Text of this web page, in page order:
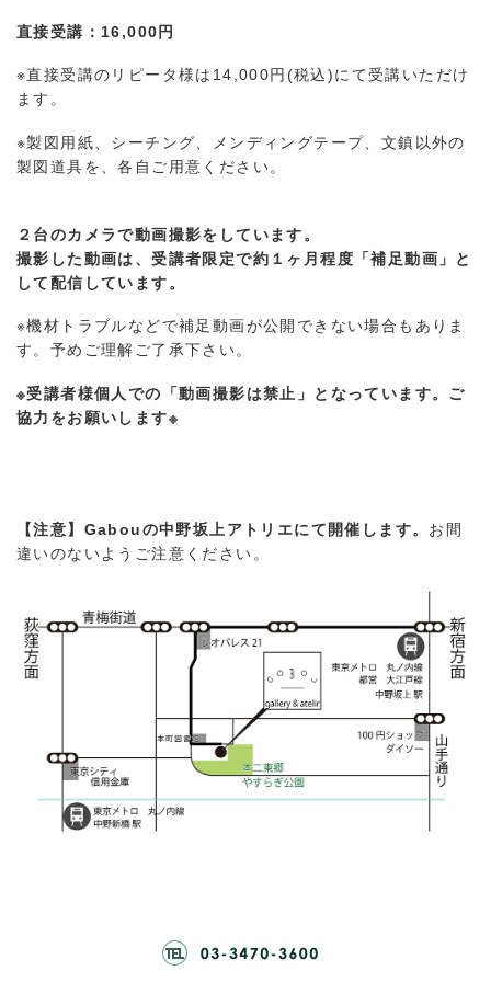
直接受講：16,000円
※直接受講のリピータ様は14,000円(税込)にて受講いただけ
ます。
※製図用紙、シーチング、メンディングテープ、文鎮以外の
製図道具を、各自ご用意ください。
２台のカメラで動画撮影をしています。
撮影した動画は、受講者限定で約１ヶ月程度「補足動画」と
して配信しています。
※機材トラブルなどで補足動画が公開できない場合もありま
す。予めご理解ご了承下さい。
※受講者様個人での「動画撮影は禁止」となっています。ご
協力をお願いします※
【注意】Gabouの中野坂上アトリエにて開催します。 お間
違いのないようご注意ください。